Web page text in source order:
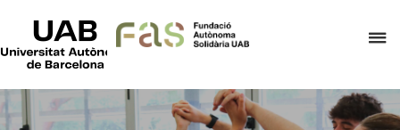
el